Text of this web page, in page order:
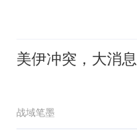
美伊冲突，大消息
战域笔墨